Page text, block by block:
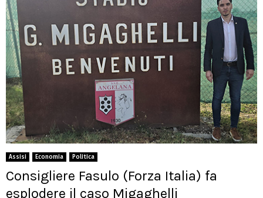
Assisi Economia Politica
Consigliere Fasulo (Forza Italia) fa
esplodere il caso Migaghelli